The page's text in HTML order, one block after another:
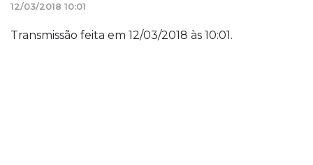
12/03/2018 10:01
Transmissão feita em 12/03/2018 às 10:01.